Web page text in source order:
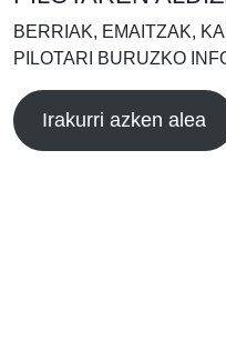
BERRIAK, EMAITZAK,
PILOTARI BURUZKO
Irakurri azken alea